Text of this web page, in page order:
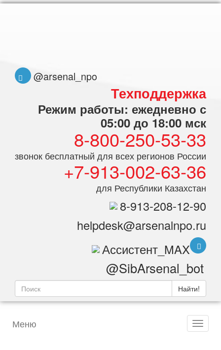
@arsenal_npo
Техподдержка
Режим работы: ежедневно с
05:00 до 18:00 мск
8-800-250-53-33
звонок бесплатный для всех регионов России
+7-913-002-63-36
для Республики Казахстан
8-913-208-12-90
helpdesk@arsenalnpo.ru
Ассистент_MAX
@SibArsenal_bot
Найти!
Меню